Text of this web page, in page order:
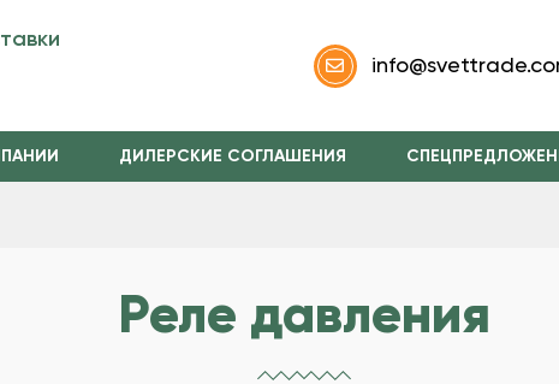
ДИЛЕРСКИЕ СОГЛАШЕНИЯ
Реле давления